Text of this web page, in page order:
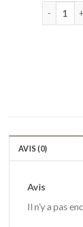
AVIS (0)
Avis
Il n’y a pas